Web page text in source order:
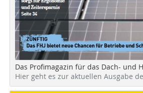
Das Profimagazin für das Dach- und
Hier geht es zur aktuellen Ausgabe